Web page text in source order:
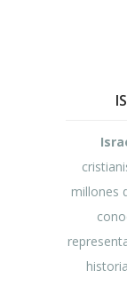
millones